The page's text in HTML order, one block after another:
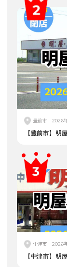
豊前市 2026
【豊前市】
中津市 2026
【中津市】